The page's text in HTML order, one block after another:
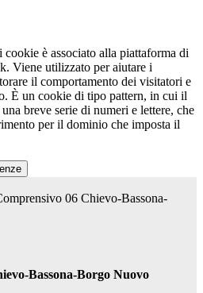
cookie è associato alla piattaforma di
Viene utilizzato per aiutare i
il comportamento dei visitatori e
È un cookie di tipo pattern, in cui il
breve serie di numeri e lettere, che
per il dominio che imposta il
06 Chievo-Bassona-
Bassona-Borgo Nuovo